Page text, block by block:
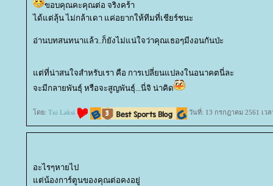
ขอบคุณคะคุณต่อ จริงคร้า
ได้แต่ลุ้น ไม่กล้าเดา แค่อยากให้ทีมที่เชียร์ชนะ
อ่านบทสนทนาแล้ว..ก็ยังไม่แน่ใจว่าคุณเธอๆมีงอนกันป่ะ
ต่ที่น่าสนใจสำหรับเรา คือ การเปลี่ยนแปลงในอนาคตนี่ละ
จะมีกลายพันธุ์ หรือจะสูญพันธุ์...นี่จิ น่าคิด
ดย: Tui Laksi วันที่: 13 กรกฎาคม 2561 เว
อะไรๆหายไป
ต่น้องการ์ตูนของคุณต่อคงอยู่